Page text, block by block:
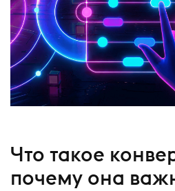
Что такое
почему она